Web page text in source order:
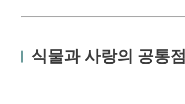
식물과 사랑의 공통점